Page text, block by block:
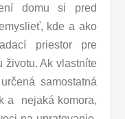
domu si pred
kde a ako
priestor pre
životu. Ak vlastníte
samostatná
a nejaká komora,